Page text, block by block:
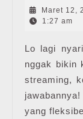
Maret 12,
1:27 am
Lo lagi
nggak bikin
streaming,
yang